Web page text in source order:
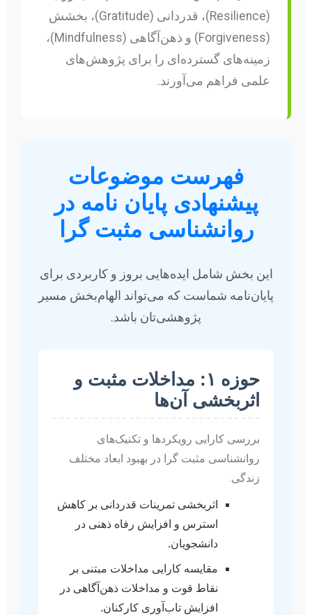
(Resilience)، قدردانی (Gratitude)، بخشش
(Forgiveness) و ذهن‌آگاهی (Mindfulness)،
زمینه‌های گسترده‌ای را برای پژوهش‌های
علمی فراهم می‌آورند.
فهرست موضوعات
پیشنهادی پایان نامه در
روانشناسی مثبت گرا
این بخش شامل ایده‌هایی بروز و کاربردی برای
پایان‌نامه شماست که می‌تواند الهام‌بخش مسیر
پژوهشی‌تان باشد.
حوزه ۱: مداخلات مثبت و
اثربخشی آن‌ها
بررسی کارایی رویکردها و تکنیک‌های
روانشناسی مثبت گرا در بهبود ابعاد مختلف
زندگی.
اثربخشی تمرینات قدردانی بر کاهش
استرس و افزایش رفاه ذهنی در
دانشجویان.
مقایسه کارایی مداخلات مبتنی بر
نقاط قوت و مداخلات ذهن‌آگاهی در
افزایش تاب‌آوری کارکنان.